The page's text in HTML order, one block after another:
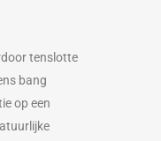
tenslotte
bang
op een